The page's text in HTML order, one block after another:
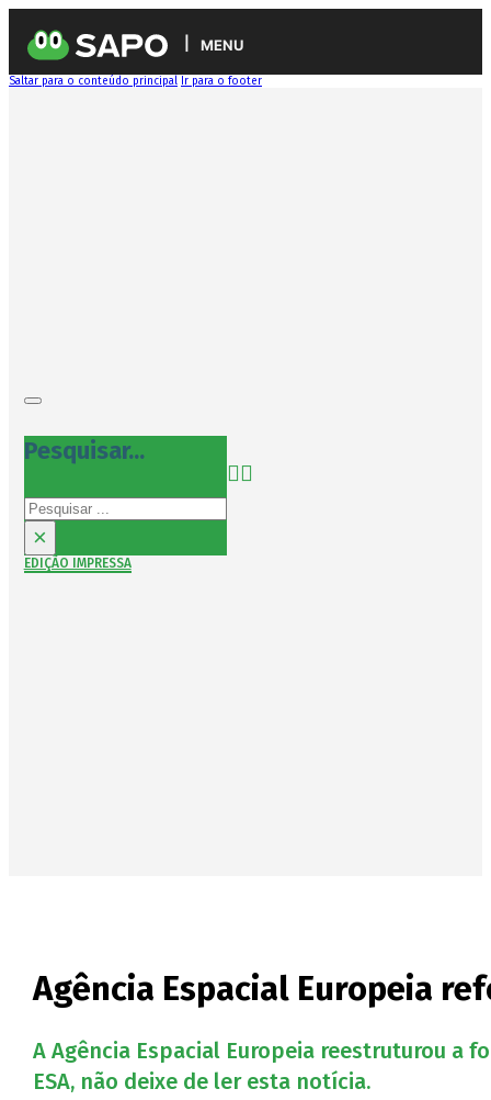
MENU
Saltar para o conteúdo principal Ir para o footer
Pesquisar...
Pesquisar
×
EDIÇÃO IMPRESSA
Agência Espacial Europeia
A Agência Espacial Europeia reestruturou a
ESA, não deixe de ler esta notícia.